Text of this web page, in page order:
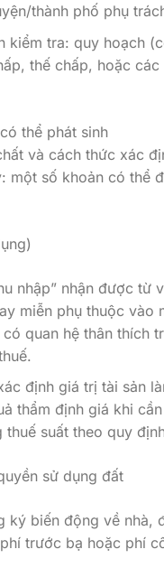
thành phố phụ
kiểm tra: quy hoạch
thế chấp, hoặc
thể phát sinh
và cách thức xác
một số khoản có thể
nhập” nhận được
miễn phụ thuộc
quan hệ thân thích
định giá trị tài sản
thẩm định giá khi
suất theo quy
sử dụng đất
ký biến động về nhà,
trước bạ hoặc phí